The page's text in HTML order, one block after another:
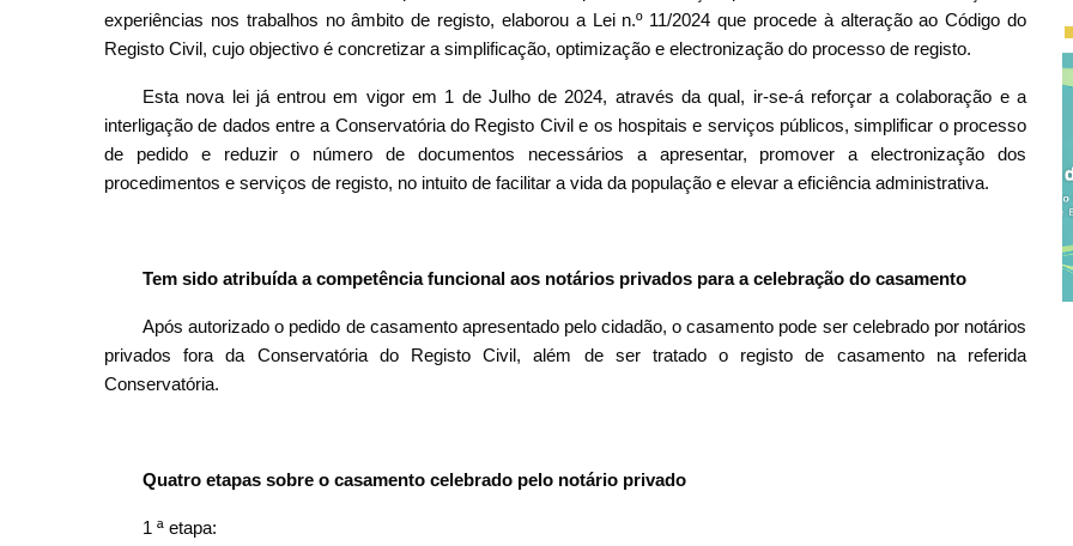
experiências nos trabalhos no âmbito de registo, elaborou a Lei n.º 11/2024 que procede à alteração ao Código do
Registo Civil, cujo objectivo é concretizar a simplificação, optimização e electronização do processo de registo.
Esta nova lei já entrou em vigor em 1 de Julho de 2024, através da qual, ir-se-á reforçar a colaboração e a
interligação de dados entre a Conservatória do Registo Civil e os hospitais e serviços públicos, simplificar o processo
de pedido e reduzir o número de documentos necessários a apresentar, promover a electronização dos
procedimentos e serviços de registo, no intuito de facilitar a vida da população e elevar a eficiência administrativa.
Tem sido atribuída a competência funcional aos notários privados para a celebração do casamento
Após autorizado o pedido de casamento apresentado pelo cidadão, o casamento pode ser celebrado por notários
privados fora da Conservatória do Registo Civil, além de ser tratado o registo de casamento na referida
Conservatória.
Quatro etapas sobre o casamento celebrado pelo notário privado
1 ª etapa: